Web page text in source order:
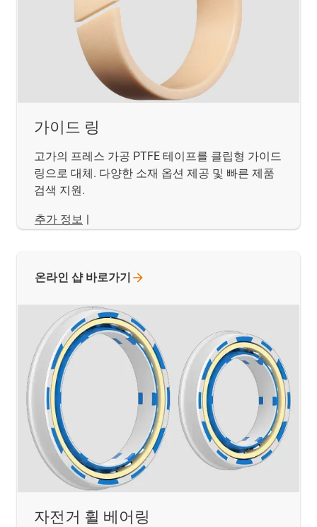
가이드 링
고가의 프레스 가공 PTFE 테이프를 클립형 가이드
링으로 대체. 다양한 소재 옵션 제공 및 빠른 제품
검색 지원.
추가 정보
자전거 휠 베어링
온라인 샵 바로가기